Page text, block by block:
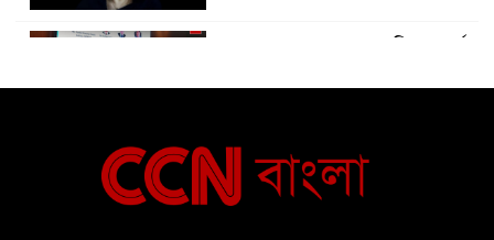
জাপান-বাংলাদেশ সহযোগিতা কার্বন
বাংলাদেশ ও কুয়েত: সেনাপ্রধান এবং
সহ-পররাষ্ট্রমন্ত্রীর সৌজন্য সাক্ষাৎ